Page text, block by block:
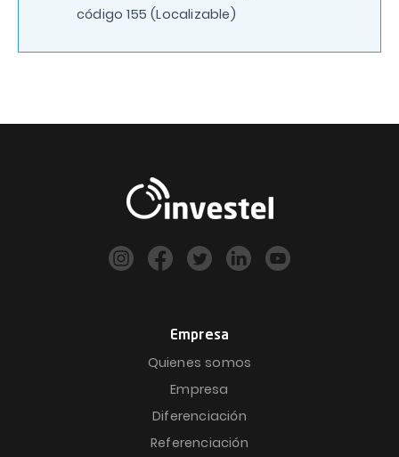
código 155 (Localizable)
Empresa
Quienes somos
Empresa
Diferenciación
Referenciación